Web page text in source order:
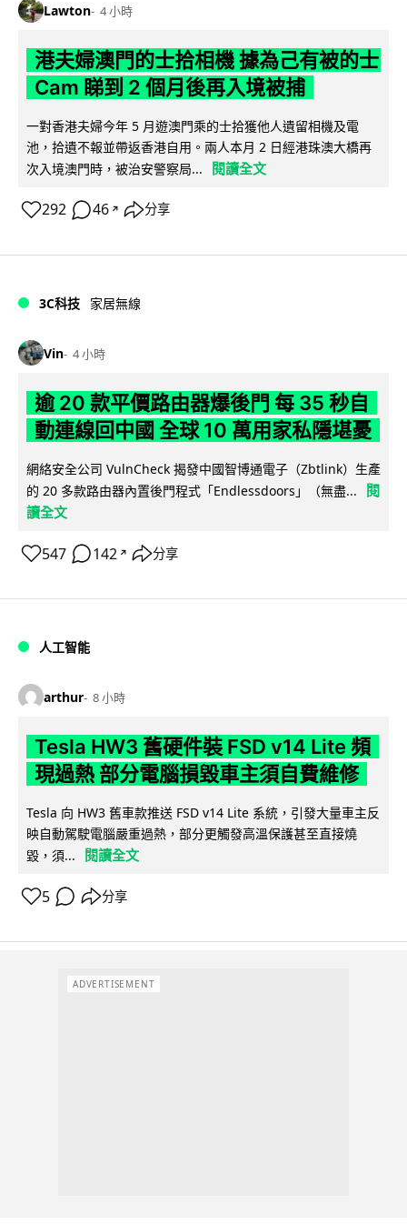
Lawton 4 小時
港夫婦澳門的士拾相機 據為己有被的士
Cam 睇到 2 個月後再入境被捕
一對香港夫婦今年 5 月遊澳門乘的士拾獲他人遺留相機及電
池，拾遺不報並帶返香港自用。兩人本月 2 日經港珠澳大橋再
次入境澳門時，被治安警察局...
閱讀全文
292 46 ↗ 分享
3C科技 家居無線
Vin 4 小時
逾 20 款平價路由器爆後門 每 35 秒自
動連線回中國 全球 10 萬用家私隱堪憂
網絡安全公司 VulnCheck 揭發中國智博通電子（Zbtlink）生產
的 20 多款路由器內置後門程式「Endlessdoors」（無盡...
閱
讀全文
547 142 ↗ 分享
人工智能
arthur 8 小時
Tesla HW3 舊硬件裝 FSD v14 Lite 頻
現過熱 部分電腦損毀車主須自費維修
Tesla 向 HW3 舊車款推送 FSD v14 Lite 系統，引發大量車主反
映自動駕駛電腦嚴重過熱，部分更觸發高溫保護甚至直接燒
毀，須...
閱讀全文
5 分享
ADVERTISEMENT